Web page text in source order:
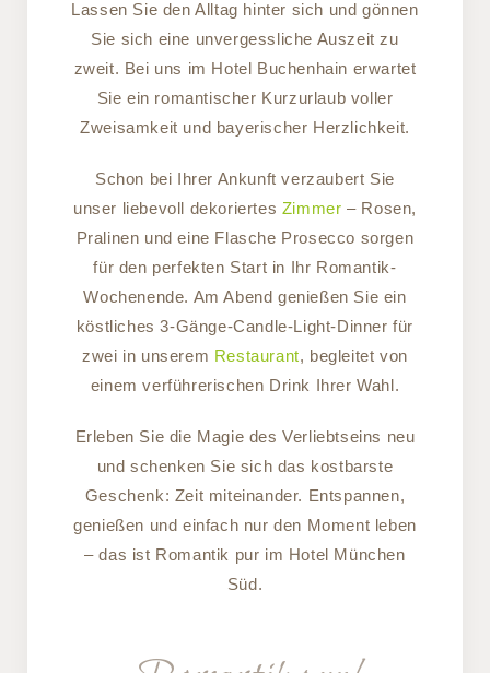
Lassen Sie den Alltag hinter sich und gönnen
Sie sich eine unvergessliche Auszeit zu
zweit. Bei uns im Hotel Buchenhain erwartet
Sie ein romantischer Kurzurlaub voller
Zweisamkeit und bayerischer Herzlichkeit.
Schon bei Ihrer Ankunft verzaubert Sie
unser liebevoll dekoriertes Zimmer – Rosen,
Pralinen und eine Flasche Prosecco sorgen
für den perfekten Start in Ihr Romantik-
Wochenende. Am Abend genießen Sie ein
köstliches 3-Gänge-Candle-Light-Dinner für
zwei in unserem Restaurant, begleitet von
einem verführerischen Drink Ihrer Wahl.
Erleben Sie die Magie des Verliebtseins neu
und schenken Sie sich das kostbarste
Geschenk: Zeit miteinander. Entspannen,
genießen und einfach nur den Moment leben
– das ist Romantik pur im Hotel München
Süd.